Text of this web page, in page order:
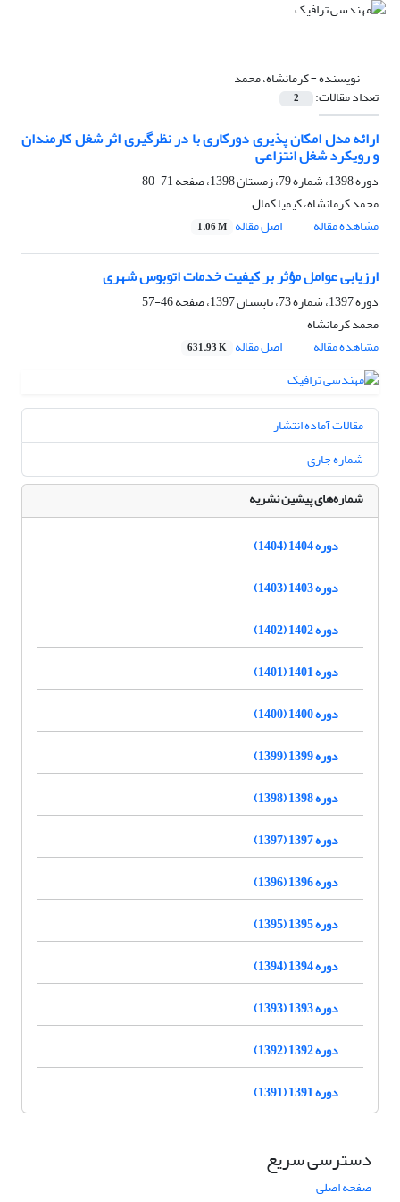
نویسنده =کرمانشاه، محمد
تعداد مقالات: 2
ارائه مدل امکان‌ پذیری دورکاری با در نظرگیری اثر شغل کارمندان
و رویکرد شغل انتزاعی
دوره 1398، شماره 79، زمستان 1398، صفحه
71-80
محمد کرمانشاه، کیمیا کمال
مشاهده مقاله
اصل مقاله 1.06 M
ارزیابی عوامل مؤثر بر کیفیت خدمات اتوبوس شهری
دوره 1397، شماره 73، تابستان 1397، صفحه
46-57
محمد کرمانشاه
مشاهده مقاله
اصل مقاله 631.93 K
مقالات آماده انتشار
شماره جاری
شماره‌های پیشین نشریه
دوره 1404 (1404)
دوره 1403 (1403)
دوره 1402 (1402)
دوره 1401 (1401)
دوره 1400 (1400)
دوره 1399 (1399)
دوره 1398 (1398)
دوره 1397 (1397)
دوره 1396 (1396)
دوره 1395 (1395)
دوره 1394 (1394)
دوره 1393 (1393)
دوره 1392 (1392)
دوره 1391 (1391)
دسترسی سریع
صفحه اصلی